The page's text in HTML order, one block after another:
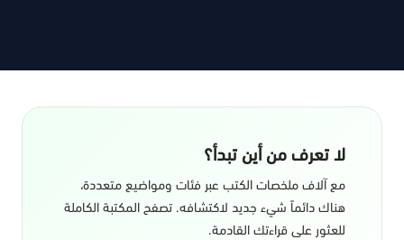
لا تعرف من أين تبدأ؟
مع آلاف ملخصات الكتب عبر فئات ومواضيع متعددة،
هناك دائماً شيء جديد لاكتشافه. تصفح المكتبة الكاملة
للعثور على قراءتك القادمة.